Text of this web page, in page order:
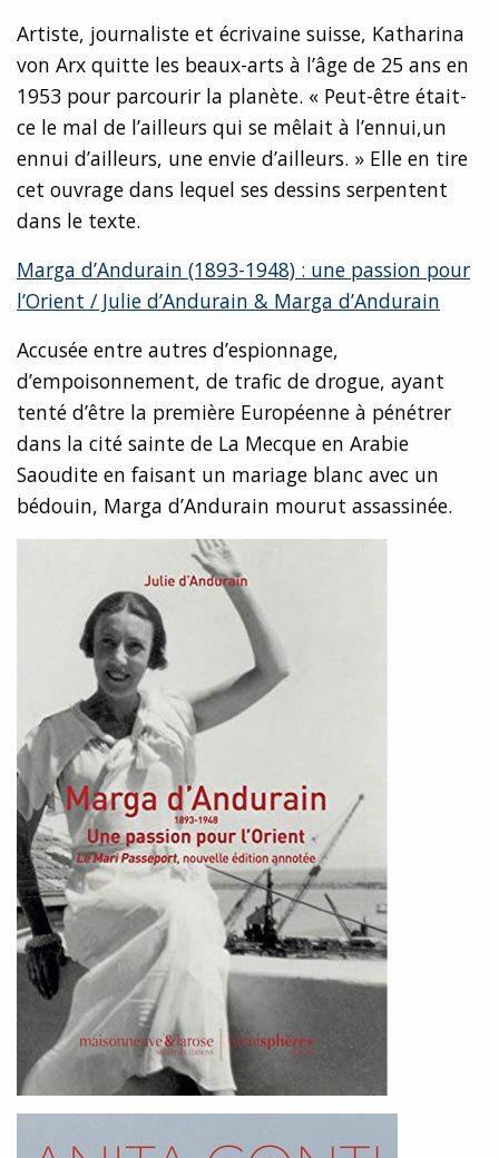
Artiste, journaliste et écrivaine suisse, Katharina
von Arx quitte les beaux-arts à l’âge de 25 ans en
1953 pour parcourir la planète. « Peut-être était-
ce le mal de l’ailleurs qui se mêlait à l’ennui,un
ennui d’ailleurs, une envie d’ailleurs. » Elle en tire
cet ouvrage dans lequel ses dessins serpentent
dans le texte.
Marga d’Andurain (1893-1948) : une passion pour
l’Orient / Julie d’Andurain & Marga d’Andurain
Accusée entre autres d’espionnage,
d’empoisonnement, de trafic de drogue, ayant
tenté d’être la première Européenne à pénétrer
dans la cité sainte de La Mecque en Arabie
Saoudite en faisant un mariage blanc avec un
bédouin, Marga d’Andurain mourut assassinée.